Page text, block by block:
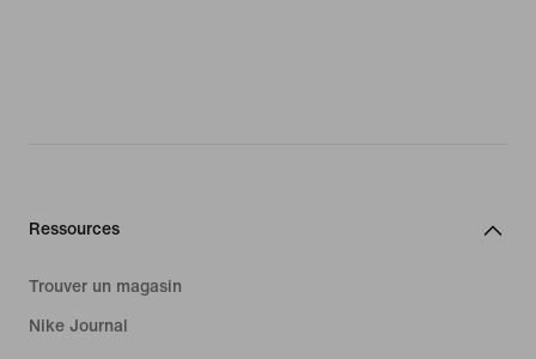
Ressources
Trouver un magasin
Nike Journal